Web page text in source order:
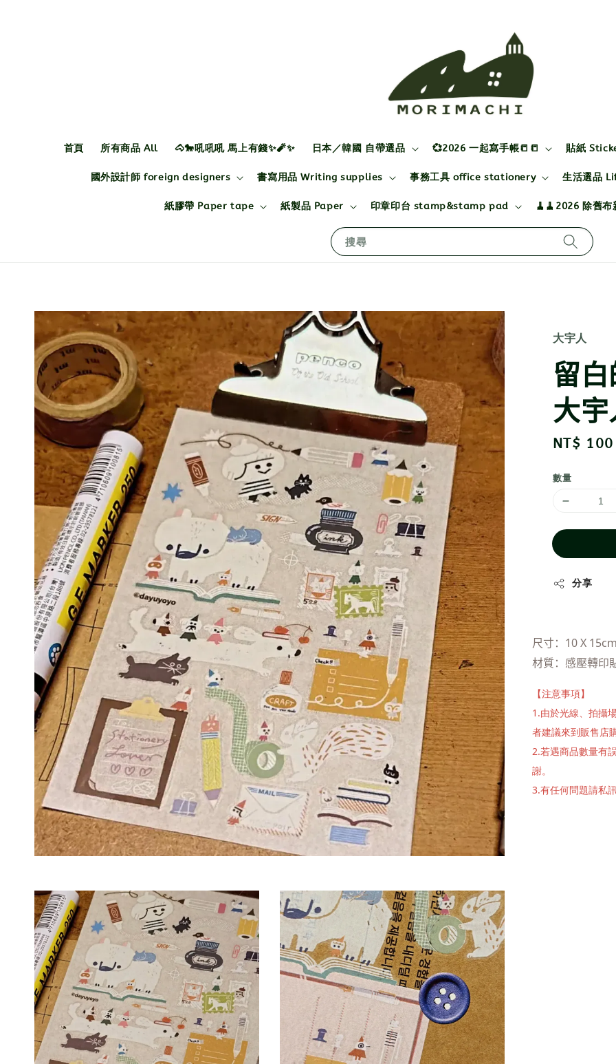
搜尋
首頁 所有商品 All 🐴🐎吼吼吼 馬上有錢✨🧨✨ 日本／韓國 自帶選品 💞2026 一起寫手帳📒📒 貼紙
國外設計師 foreign designers 書寫用品 Writing supplies 事務工具 office stationery 生活選品
紙膠帶 Paper tape 紙製品 Paper 印章印台 stamp&stamp pad 🧹🧹2026 除舊布
大宇人
留
大
Regular
NT$ 100
數量
分享
尺寸：10 X
材質：感壓轉印
【注意事項】
1.由於光線、拍攝
者建議來到販售店
2.若遇商品數量有
謝。
3.有任何問題請私